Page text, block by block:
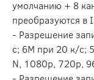
умолчанию + 8
преобразуются в
- Разрешение
с; 6M при 20 к/с;
N, 1080p, 720p,